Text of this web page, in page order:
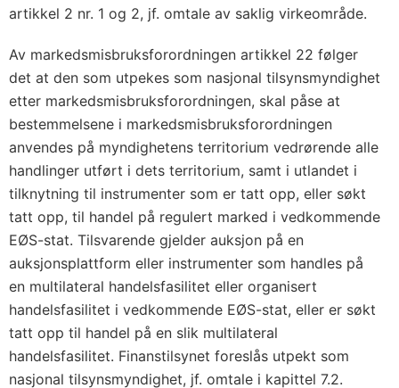
artikkel 2 nr. 1 og 2, jf. omtale av saklig virkeområde.
Av markedsmisbruksforordningen artikkel 22 følger
det at den som utpekes som nasjonal tilsynsmyndighet
etter markedsmisbruksforordningen, skal påse at
bestemmelsene i markedsmisbruksforordningen
anvendes på myndighetens territorium vedrørende alle
handlinger utført i dets territorium, samt i utlandet i
tilknytning til instrumenter som er tatt opp, eller søkt
tatt opp, til handel på regulert marked i vedkommende
EØS-stat. Tilsvarende gjelder auksjon på en
auksjonsplattform eller instrumenter som handles på
en multilateral handelsfasilitet eller organisert
handelsfasilitet i vedkommende EØS-stat, eller er søkt
tatt opp til handel på en slik multilateral
handelsfasilitet. Finanstilsynet foreslås utpekt som
nasjonal tilsynsmyndighet, jf. omtale i kapittel 7.2.